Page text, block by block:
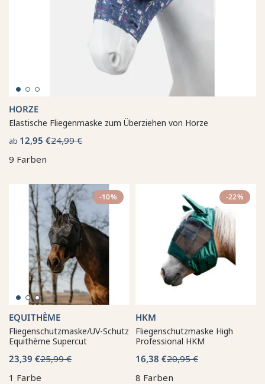
HORZE
Elastische Fliegenmaske zum Überziehen von Horze
ab 12,95 €24,99 €
9 Farben
-10%
EQUITHÈME
Fliegenschutzmaske/UV-Schutz
Equithème Supercut
23,39 €25,99 €
1 Farbe
-22%
HKM
Fliegenschutzmaske High
Professional HKM
16,38 €20,95 €
8 Farben